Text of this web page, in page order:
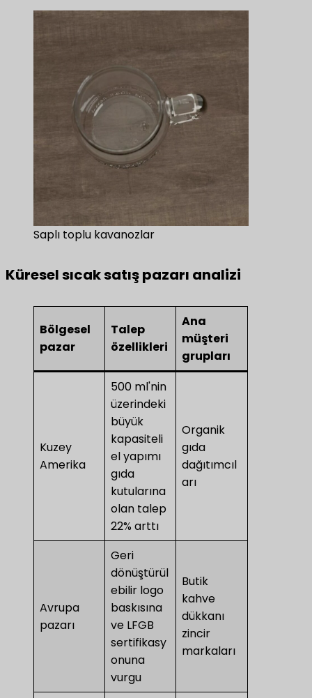
Saplı toplu kavanozlar
Küresel sıcak satış pazarı analizi
Bölgesel
pazar
Talep
özellikleri
Ana
müşteri
grupları
Kuzey
Amerika
500 ml'nin
üzerindeki
büyük
kapasiteli
el yapımı
gıda
kutularına
olan talep
22% arttı
Organik
gıda
dağıtımcıl
arı
Avrupa
pazarı
Geri
dönüştürül
ebilir logo
baskısına
ve LFGB
sertifikasy
onuna
vurgu
Butik
kahve
dükkanı
zincir
markaları